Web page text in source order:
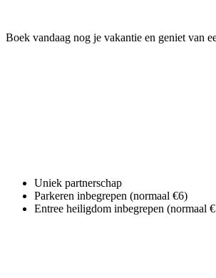
Boek vandaag nog je vakantie en geniet van
Uniek partnerschap
Parkeren inbegrepen (normaal €6)
Entree heiligdom inbegrepen (normaal